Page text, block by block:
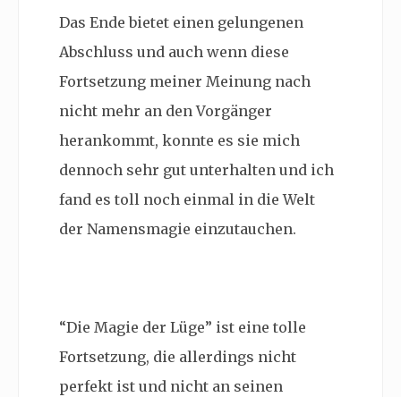
Das Ende bietet einen gelungenen
Abschluss und auch wenn diese
Fortsetzung meiner Meinung nach
nicht mehr an den Vorgänger
herankommt, konnte es sie mich
dennoch sehr gut unterhalten und ich
fand es toll noch einmal in die Welt
der Namensmagie einzutauchen.
“Die Magie der Lüge” ist eine tolle
Fortsetzung, die allerdings nicht
perfekt ist und nicht an seinen